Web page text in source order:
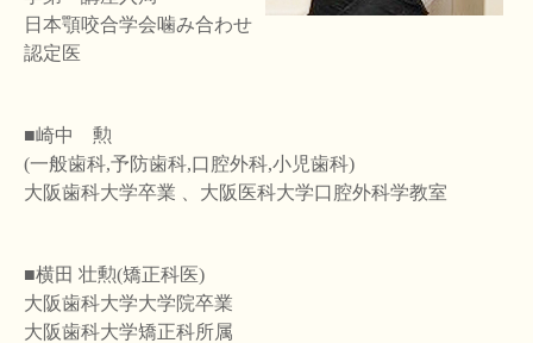
日本顎咬合学会噛み合わせ
認定医
■崎中 勲
(一般歯科,予防歯科,口腔外科,小児歯科)
大阪歯科大学卒業 、大阪医科大学口腔外科学教室
■横田 壮勲(矯正科医)
大阪歯科大学大学院卒業
大阪歯科大学矯正科所属